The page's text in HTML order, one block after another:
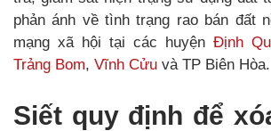
phản ánh về tình trạng rao bán đất
mạng xã hội tại các huyện Định
Trảng Bom, Vĩnh Cửu và TP Biên Hòa.
Siết quy định để